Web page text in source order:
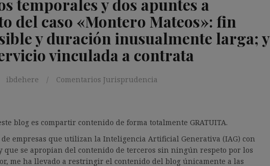
temporales y dos apuntes a
del caso «Montero Mateos»: fin
y duración inusualmente larga; y
vinculada a contrata
ibdehere Comentarios Jurisprudencia
blog es compartir contenido de forma totalmente GRATUITA.
empresas que utilizan la Inteligencia Artificial Generativa (IAG) con
que se apropian del contenido de terceros sin ningún respeto por los
me ha llevado a restringir el contenido del blog únicamente a las